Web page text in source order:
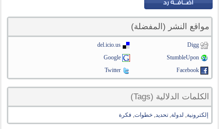
مواقع النشر (المفضلة)
Digg
del.icio.us
StumbleUpon
Google
Facebook
Twitter
الكلمات الدلالية (Tags)
إلكترونية, لدولة,تحديد,خطوات, فكرة